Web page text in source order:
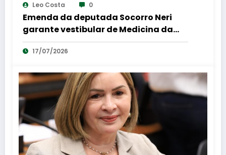
Leo Costa 0
Emenda da deputada Socorro Neri
garante vestibular de Medicina da
UFAC e amplia aplicação das provas
para nove municípios do Acre
17/07/2026